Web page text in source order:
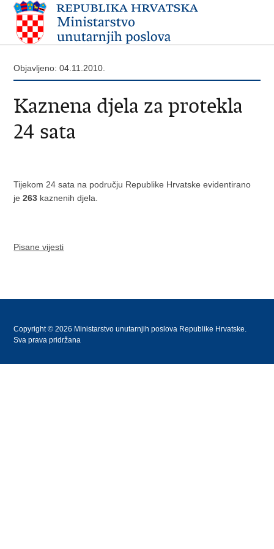
Objavljeno: 04.11.2010.
Kaznena djela za protekla
24 sata
Tijekom 24 sata na području Republike Hrvatske evidentirano
je263 kaznenih djela.
Pisane vijesti
Copyright © 2026 Ministarstvo unutarnjih poslova Republike Hrvatske.
Sva prava pridržana